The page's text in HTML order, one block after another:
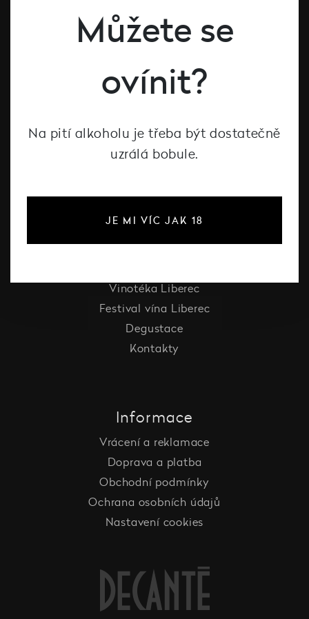
#dcntjelaska
Červené víno
Růžové víno
Vína Decanté Wines
Katalog vinařů
O Decanté
O Decanté
Vinotéka Liberec
Festival vína Liberec
Degustace
Kontakty
Informace
Vrácení a reklamace
Doprava a platba
Obchodní podmínky
Ochrana osobních údajů
Nastavení cookies
Můžete se
ovínit?
Na pití alkoholu je třeba být dostatečně
uzrálá bobule.
JE MI VÍC JAK 18